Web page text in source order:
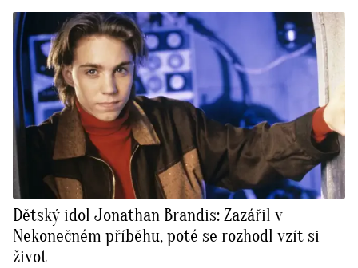
Dětský idol Jonathan Brandis: Zazářil v
Nekonečném příběhu, poté se rozhodl vzít si
život